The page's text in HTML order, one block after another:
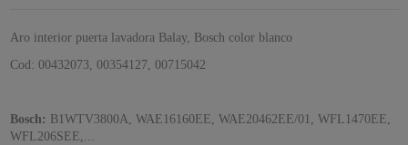
Aro interior puerta lavadora Balay, Bosch color blanco
Cod: 00432073, 00354127, 00715042
Bosch: B1WTV3800A, WAE16160EE, WAE20462EE/01, WFL1470EE,
WFL206SEE,...